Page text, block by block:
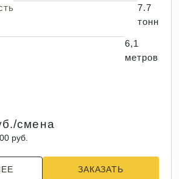
7.7
тонн
6,1
метров
смена
руб.
ЗАКАЗАТЬ